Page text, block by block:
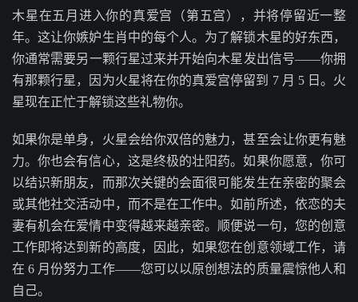
木星在五月进入你的真爱宫（第五宫），并将停留近一整
年。这让你嫉妒生肖中的每个人。为了解锁木星的好东西，
你通常需要另一颗行星过来并开始向木星发出信号——你拥
有那颗行星，因为火星将在你的真爱宫停留到 7 月 5 日。火
星现在正忙于解锁这些礼物你。
如果你是单身，火星会给你双倍的魅力，甚至会让你更有魅
力。你也会有信心，这是终极的壮阳药。如果你愿意，你可
以结识新朋友，而那次关键的会面很可能发生在亲密的聚会
或其他社交活动中，而不是在工作中。如前所述，依恋的夫
妻有机会在爱情中变得越来越亲密。顺便说一句，您的创意
工作即将达到新的高度，因此，如果您在创意领域工作，请
在 6 月份努力工作——您可以以原创想法的质量震惊他人和
自己。